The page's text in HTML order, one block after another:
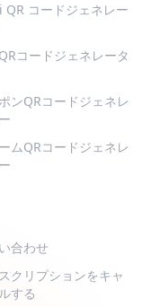
QR コードジェネレー
コードジェネレータ
ンQRコードジェネレ
ムQRコードジェネレ
合わせ
クリプションをキャ
する